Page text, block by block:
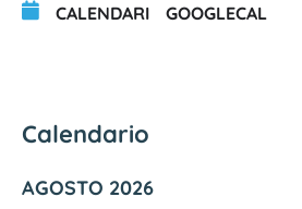
CALENDARI GOOGLECAL
Calendario
AGOSTO 2026